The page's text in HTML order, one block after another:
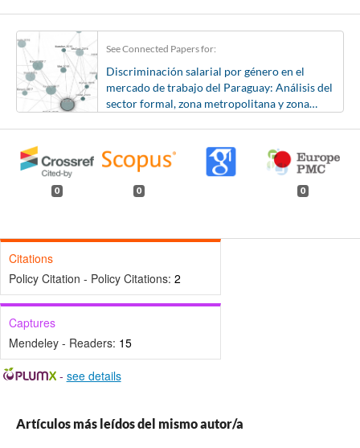
See Connected Papers for:
Discriminación salarial por género en el
mercado de trabajo del Paraguay: Análisis del
sector formal, zona metropolitana y zona
0 0 0
Citations
Policy Citation - Policy Citations: 2
Captures
Mendeley - Readers: 15
- see details
Artículos más leídos del mismo autor/a